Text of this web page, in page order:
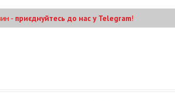
- приєднуйтесь до нас у Telegram!